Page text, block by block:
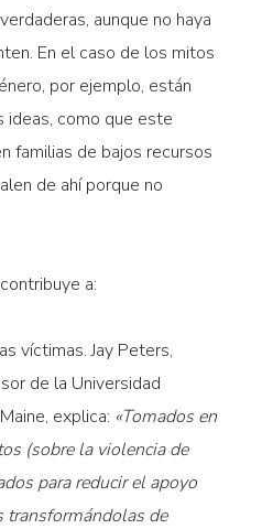
aunque no haya
En el caso de los mitos
por ejemplo, están
ideas, como que este
familias de bajos recursos
de ahí porque no
a:
víctimas. Jay Peters,
de la Universidad
explica: «Tomados en
(sobre la violencia de
para reducir el apoyo
transformándolas de